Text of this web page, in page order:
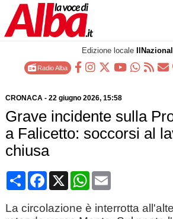
Edizione locale
Radio Alba
CRONACA- 22 giugno 2026, 15:58
Grave incidente sulla
a Falicetto: soccorsi al
chiusa
CondividiFacebook
X WhatsApp
Email
La circolazione è interrotta